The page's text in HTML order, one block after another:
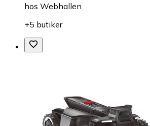
hos Webhallen
+5 butiker